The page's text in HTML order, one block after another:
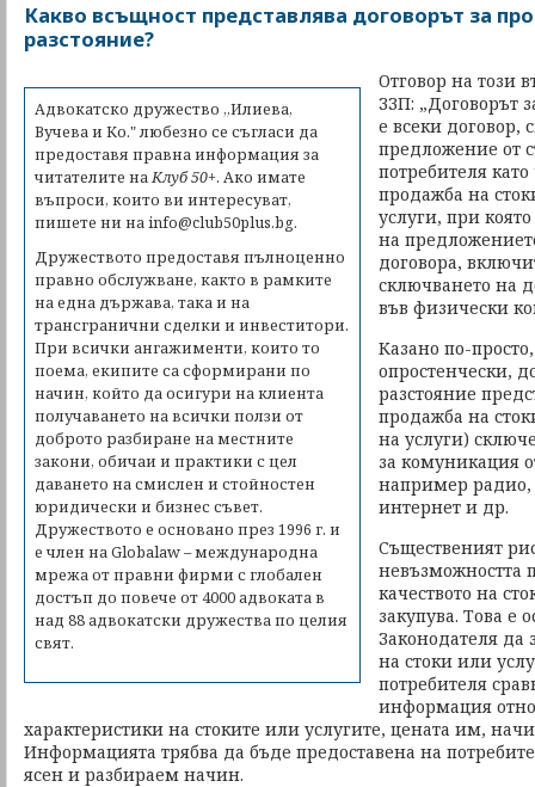
Какво всъщност представлява договорът за
разстояние?
Адвокатско дружество „Илиева,
Вучева и Ко." любезно се съгласи да
предоставя правна информация за
читателите наКлуб 50+. Ако имате
въпроси, които ви интересуват,
пишете ни наinfo@club50plus.bg.
Дружеството предоставя пълноценно
правно обслужване, както в рамките
на една държава, така и на
трансгранични сделки и инвеститори.
При всички ангажименти, които то
поема, екипите са сформирани по
начин, който да осигури на клиента
получаването на всички ползи от
доброто разбиране на местните
закони, обичаи и практики с цел
даването на смислен и стойностен
юридически и бизнес съвет.
Дружеството е основано през 1996 г. и
е член на Globalaw – международна
мрежа от правни фирми с глобален
достъп до повече от 4000 адвоката в
над 88 адвокатски дружества по целия
свят.
Отговор на този
ЗЗП: „Договорът
е всеки договор,
предложение от
потребителя като
продажба на
услуги, при
на
договора,
сключването на
във физически
Казано по-
опростенчески,
разстояние
продажба на
на услуги)
за комуникация
например
интернет и др.
Същественият
невъзможността
качеството на
закупува. Това е
Законодателя да
на стоки или
потребителя
информация
характеристики на стоките или услугите, цената им,
Информацията трябва да бъде предоставена на
ясен и разбираем начин.